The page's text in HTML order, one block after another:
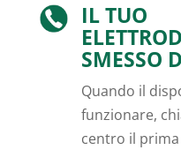
IL TUO
SMESSO
Quando il
funzionare,
centro il